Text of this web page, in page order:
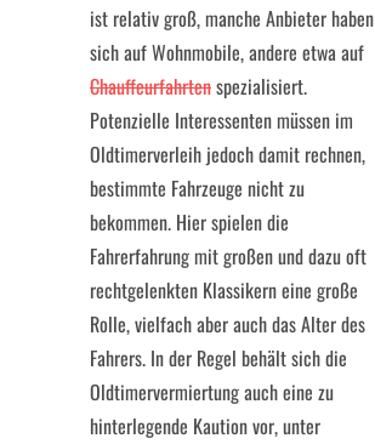
ist relativ groß, manche Anbieter haben
sich auf Wohnmobile, andere etwa auf
Chauffeurfahrtenspezialisiert.
Potenzielle Interessenten müssen im
Oldtimerverleih jedoch damit rechnen,
bestimmte Fahrzeuge nicht zu
bekommen. Hier spielen die
Fahrerfahrung mit großen und dazu oft
rechtgelenkten Klassikern eine große
Rolle, vielfach aber auch das Alter des
Fahrers. In der Regel behält sich die
Oldtimervermiertung auch eine zu
hinterlegende Kaution vor, unter